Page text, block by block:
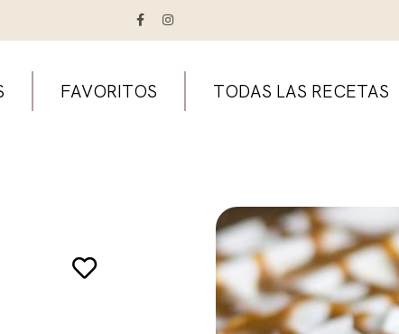
FAVORITOS TODAS LAS RECETAS